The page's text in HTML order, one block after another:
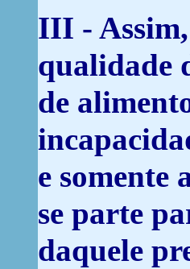
III -
qualidade
de
e somente
se parte
daquele